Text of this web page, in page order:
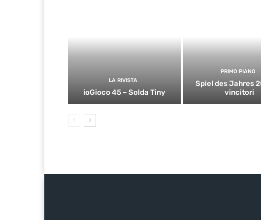
LA RIVISTA
ioGioco 45 – Solda Tiny
PRIMO PIANO
Spiel des Jahres
vincitori